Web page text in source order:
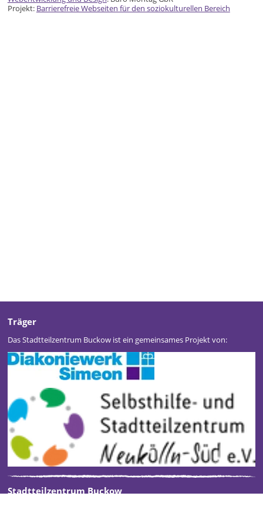
Projekt: Barrierefreie Webseiten für den soziokulturellen Bereich
Träger
Das Stadtteilzentrum Buckow ist ein gemeinsames Projekt von:
Stadtteilzentrum Buckow